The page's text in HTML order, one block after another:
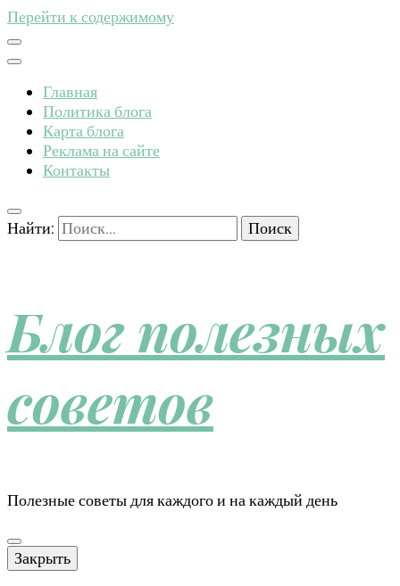
Перейти к содержимому
Главная
Политика блога
Карта блога
Реклама на сайте
Контакты
Найти:
Блог полезных
советов
Полезные советы для каждого и на каждый день
Закрыть